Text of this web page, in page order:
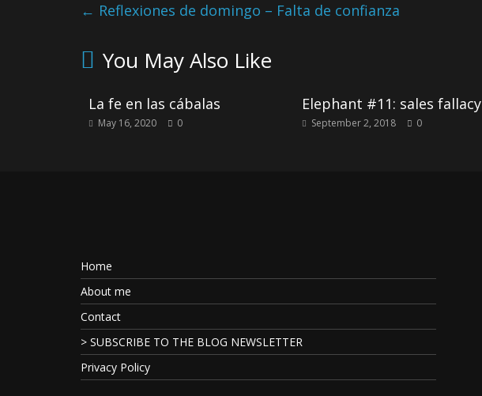
← Reflexiones de domingo – Falta de confianza
You May Also Like
La fe en las cábalas
May 16, 2020 0
Elephant #11: sales fallacy
September 2, 2018 0
Home
About me
Contact
> SUBSCRIBE TO THE BLOG NEWSLETTER
Privacy Policy